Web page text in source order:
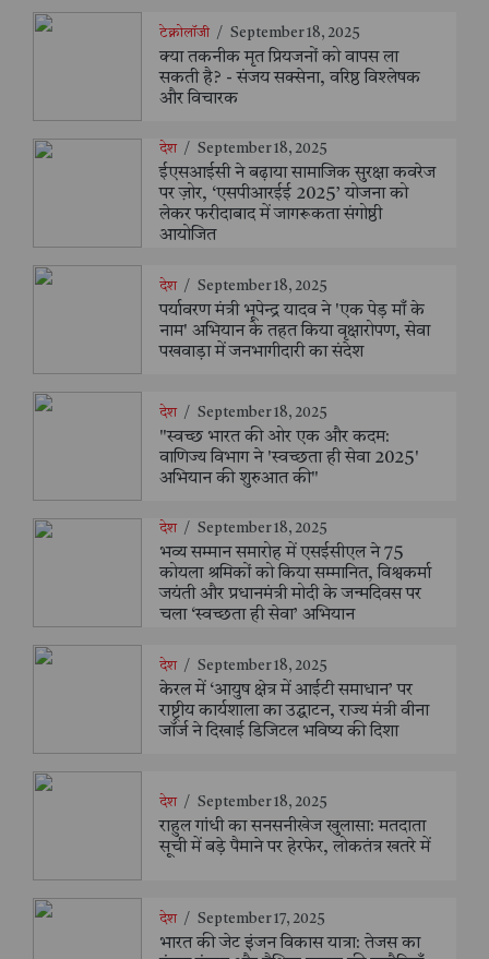
टेक्नोलॉजी / September 18, 2025
क्या तकनीक मृत प्रियजनों को वापस ला
सकती है? - संजय सक्सेना, वरिष्ठ विश्लेषक
और विचारक
देश / September 18, 2025
ईएसआईसी ने बढ़ाया सामाजिक सुरक्षा कवरेज
पर ज़ोर, ‘एसपीआरईई 2025’ योजना को
लेकर फरीदाबाद में जागरूकता संगोष्ठी
आयोजित
देश / September 18, 2025
पर्यावरण मंत्री भूपेन्द्र यादव ने 'एक पेड़ माँ के
नाम' अभियान के तहत किया वृक्षारोपण, सेवा
पखवाड़ा में जनभागीदारी का संदेश
देश / September 18, 2025
"स्वच्छ भारत की ओर एक और कदम:
वाणिज्य विभाग ने 'स्वच्छता ही सेवा 2025'
अभियान की शुरुआत की"
देश / September 18, 2025
भव्य सम्मान समारोह में एसईसीएल ने 75
कोयला श्रमिकों को किया सम्मानित, विश्वकर्मा
जयंती और प्रधानमंत्री मोदी के जन्मदिवस पर
चला ‘स्वच्छता ही सेवा’ अभियान
देश / September 18, 2025
केरल में ‘आयुष क्षेत्र में आईटी समाधान’ पर
राष्ट्रीय कार्यशाला का उद्घाटन, राज्य मंत्री वीना
जॉर्ज ने दिखाई डिजिटल भविष्य की दिशा
देश / September 18, 2025
राहुल गांधी का सनसनीखेज खुलासा: मतदाता
सूची में बड़े पैमाने पर हेरफेर, लोकतंत्र खतरे में
देश / September 17, 2025
भारत की जेट इंजन विकास यात्रा: तेजस का